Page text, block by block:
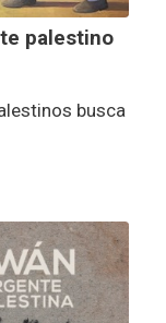
palestino
busca